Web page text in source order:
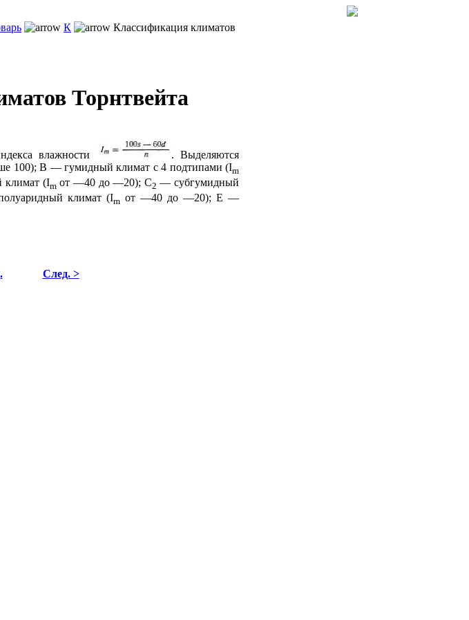
К
Классификация климатов
Торнтвейта
влажности
. Выделяются
100); В — гумидный климат с 4 подтипами (Im
(Im от —40 до —20); С2 — субгумидный
климат (Im от —40 до —20); Ε —
След. >